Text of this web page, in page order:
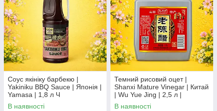
Соус якініку барбекю |
Yakiniku BBQ Sauce | Японія |
Yamasa | 1,8 л Ч
В наявності
Темний рисовий оцет |
Shanxi Mature Vinegar | Китай
| Wu Yue Jing | 2,5 л |
глибокий смак Ю
В наявності